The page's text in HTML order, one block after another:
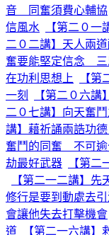
音 同奮須費心輔協
信風水
【第二０
二０二講】天人兩
奮要能堅定信念 三
在功利思想上
【
一刻
【第二０六
二０七講】向天奮
講】藉祈誦兩誥功
奮鬥的同奮 不可逾
劫最好武器
【第
【第二一二講】
修行是要到動處去
會讓他失去打擊機會
道
【第二一六講